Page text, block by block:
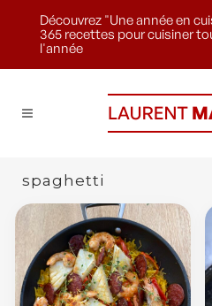
Découvrez "Une année en
365 recettes pour cuisiner
l'année
spaghetti